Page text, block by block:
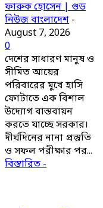
ফারুক হোসেন | গুড
নিউজ বাংলাদেশ -
August 7, 2026
0
দেশের সাধারণ মানুষ ও
সীমিত আয়ের
পরিবারের মুখে হাসি
ফোটাতে এক বিশাল
উদ্যোগ বাস্তবায়ন
করতে যাচ্ছে সরকার।
দীর্ঘদিনের নানা প্রস্তুতি
ও সফল পরীক্ষার পর...
বিস্তারিত -